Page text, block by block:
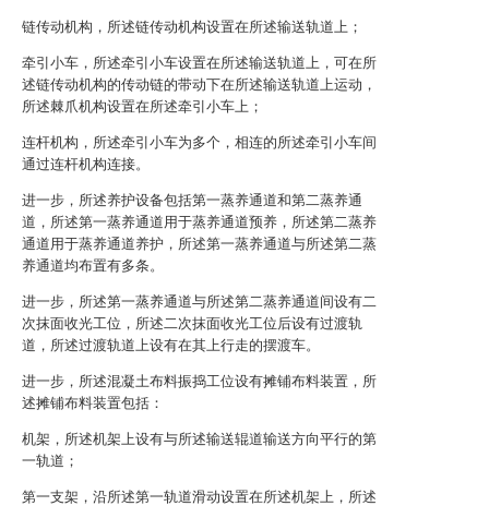
链传动机构，所述链传动机构设置在所述输送轨道上；
牵引小车，所述牵引小车设置在所述输送轨道上，可在所
述链传动机构的传动链的带动下在所述输送轨道上运动，
所述棘爪机构设置在所述牵引小车上；
连杆机构，所述牵引小车为多个，相连的所述牵引小车间
通过连杆机构连接。
进一步，所述养护设备包括第一蒸养通道和第二蒸养通
道，所述第一蒸养通道用于蒸养通道预养，所述第二蒸养
通道用于蒸养通道养护，所述第一蒸养通道与所述第二蒸
养通道均布置有多条。
进一步，所述第一蒸养通道与所述第二蒸养通道间设有二
次抹面收光工位，所述二次抹面收光工位后设有过渡轨
道，所述过渡轨道上设有在其上行走的摆渡车。
进一步，所述混凝土布料振捣工位设有摊铺布料装置，所
述摊铺布料装置包括：
机架，所述机架上设有与所述输送辊道输送方向平行的第
一轨道；
第一支架，沿所述第一轨道滑动设置在所述机架上，所述